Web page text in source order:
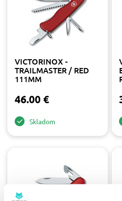
VICTORINOX -
TRAILMASTER / RED
111MM
46.00 €
Skladom